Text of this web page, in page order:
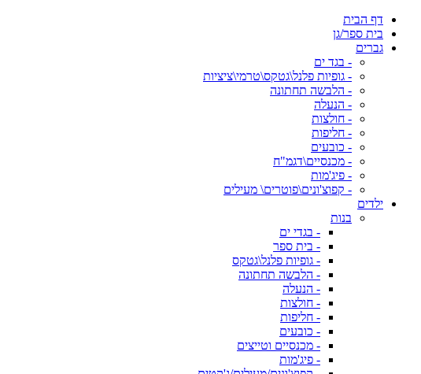
דף הבית
בית ספר/גן
גברים
- בגד ים
- גופיות פלנל\גטקס\טרמי\ציציות
- הלבשה תחתונה
- הנעלה
- חולצות
- חליפות
- כובעים
- מכנסיים\דגמ"ח
- פיג'מות
- קפוצ'ונים\פוטרים\ מעילים
ילדים
בנות
- בגדי ים
- בית ספר
- גופיות פלנל\גטקס
- הלבשה תחתונה
- הנעלה
- חולצות
- חליפות
- כובעים
- מכנסיים וטייצים
- פיג'מות